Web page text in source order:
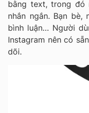
bằng text, trong đó
nhắn ngắn. Bạn
bình luận… Người
Instagram nên có
dõi.